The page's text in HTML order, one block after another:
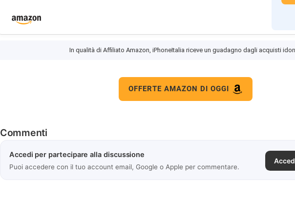
In qualità di Affiliato Amazon, iPhoneItalia riceve un guadagno dagli acquisti
OFFERTE AMAZON DI OGGI
Commenti
Accedi per partecipare alla discussione
Puoi accedere con il tuo account email, Google o Apple per commentare.